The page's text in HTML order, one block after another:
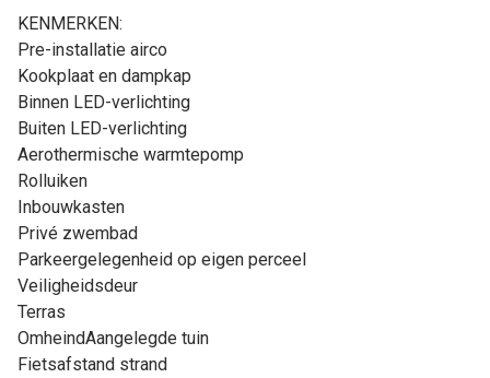
KENMERKEN:
Pre-installatie airco
Kookplaat en dampkap
Binnen LED-verlichting
Buiten LED-verlichting
Aerothermische warmtepomp
Rolluiken
Inbouwkasten
Privé zwembad
Parkeergelegenheid op eigen perceel
Veiligheidsdeur
Terras
OmheindAangelegde tuin
Fietsafstand strand